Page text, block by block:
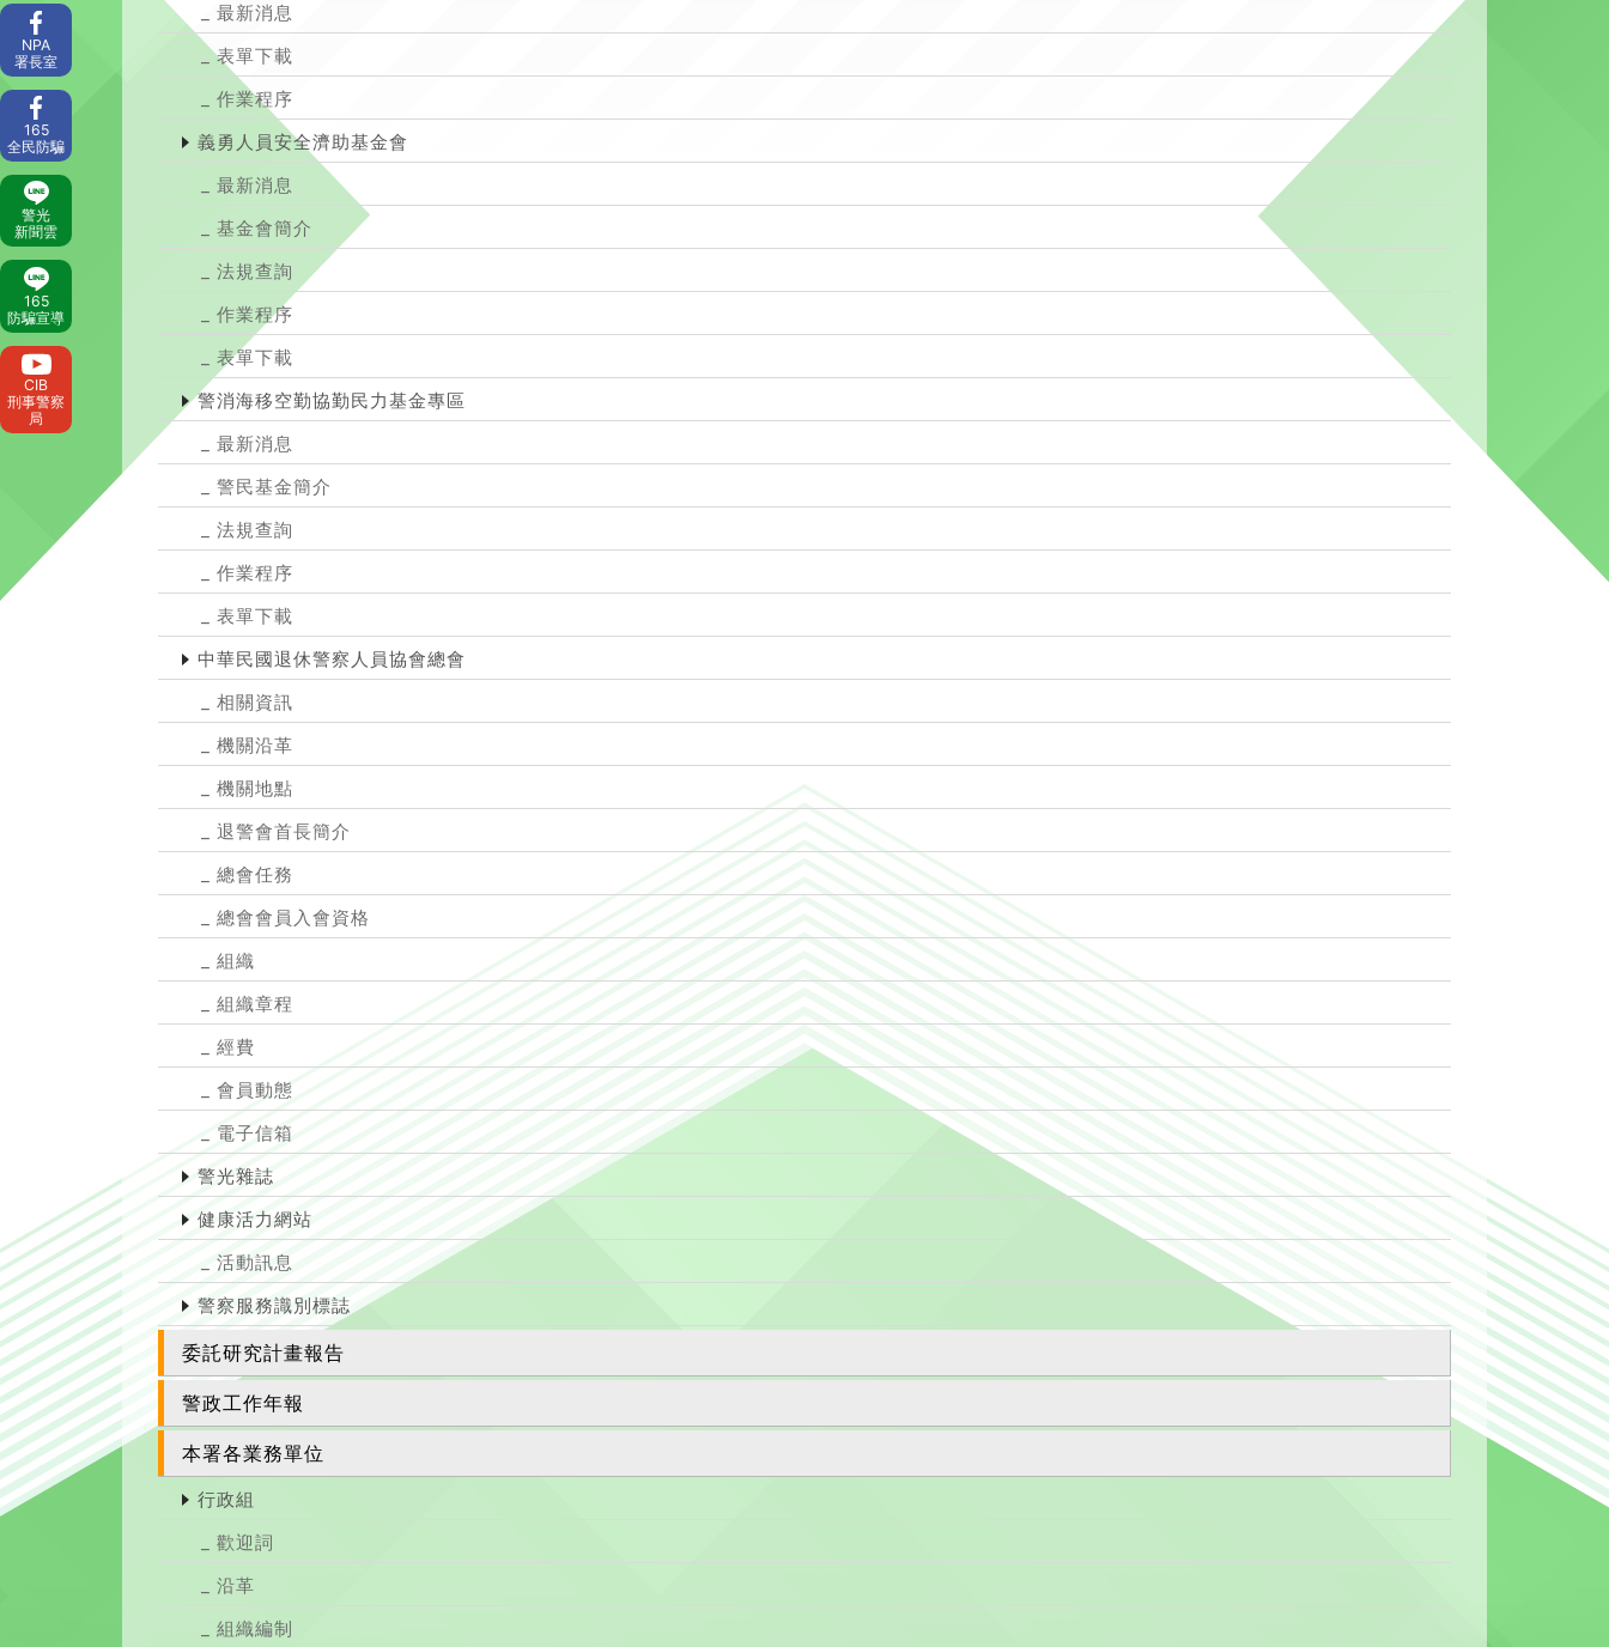
最新消息
表單下載
作業程序
義勇人員安全濟助基金會
最新消息
基金會簡介
法規查詢
作業程序
表單下載
警消海移空勤協勤民力基金專區
最新消息
警民基金簡介
法規查詢
作業程序
表單下載
中華民國退休警察人員協會總會
相關資訊
機關沿革
機關地點
退警會首長簡介
總會任務
總會會員入會資格
組織
組織章程
經費
會員動態
電子信箱
警光雜誌
健康活力網站
活動訊息
警察服務識別標誌
委託研究計畫報告
警政工作年報
本署各業務單位
行政組
歡迎詞
沿革
組織編制
NPA
署長室
165
全民防騙
警光
新聞雲
165
防騙宣導
CIB
刑事警察
局